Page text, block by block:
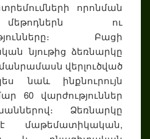
որոնման
ու
Բացի
նյութից ձեռնարկը
վերլուծված
նաև ինքնուրույն
60 վարժություններ
Ձեռնարկը
մաթեմատիկական,